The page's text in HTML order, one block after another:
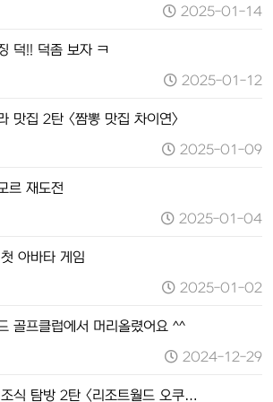
2025-01-14
덕!! 덕좀 보자 ㅋ
2025-01-12
맛집 2탄 <짬뽕 맛집 차이연>
2025-01-09
르 재도전
2025-01-04
아바타 게임
2025-01-02
골프클럽에서 머리올렸어요 ^^
2024-12-29
조식 탐방 2탄 <리조트월드 오쿠…